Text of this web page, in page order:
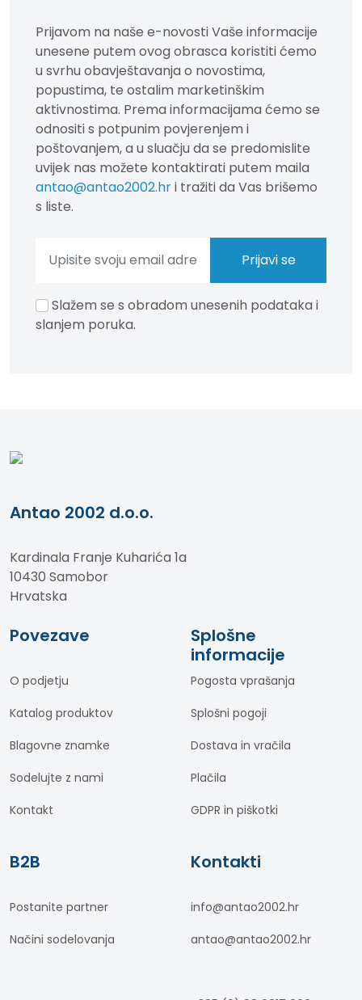
Prijavom na naše e-novosti Vaše informacije
unesene putem ovog obrasca koristiti ćemo
u svrhu obavještavanja o novostima,
popustima, te ostalim marketinškim
aktivnostima. Prema informacijama ćemo se
odnositi s potpunim povjerenjem i
poštovanjem, a u sluačju da se predomislite
uvijek nas možete kontaktirati putem maila
antao@antao2002.hri tražiti da Vas brišemo
s liste.
Slažem se s obradom unesenih podataka i
slanjem poruka.
Antao 2002 d.o.o.
Kardinala Franje Kuharića 1a
10430 Samobor
Hrvatska
Povezave
O podjetju
Katalog produktov
Blagovne znamke
Sodelujte z nami
Kontakt
Splošne
informacije
Pogosta vprašanja
Splošni pogoji
Dostava in vračila
Plačila
GDPR in piškotki
B2B
Postanite partner
Načini sodelovanja
Kontakti
info@antao2002.hr
antao@antao2002.hr